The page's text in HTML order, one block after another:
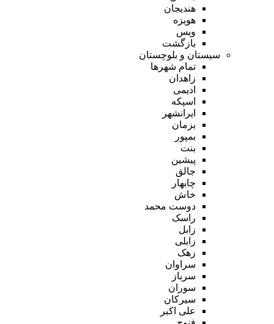
هندیجان
هویزه
ویس
بازگشت
سیستان و بلوچستان
تمام شهر‌ها
زاهدان
ادیمی
اسپکه
ایرانشهر
بزمان
بمپور
بنت
پیشین
جالق
چابهار
خاش
دوست محمد
راسک
زابل
زابلی
زهک
سراوان
سرباز
سوران
سیرکان
علی اکبر